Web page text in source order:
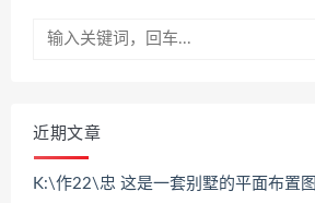
近期文章
K:\作22\忠 这是一套别墅的平面布置图